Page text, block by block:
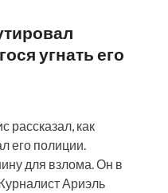
угнать его
рассказал, как
его полиции.
для взлома. Он в
Ариэль